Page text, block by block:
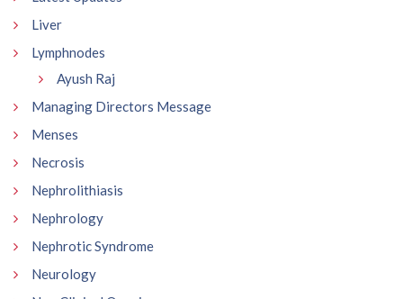
Liver
Lymphnodes
Ayush Raj
Managing Directors Message
Menses
Necrosis
Nephrolithiasis
Nephrology
Nephrotic Syndrome
Neurology